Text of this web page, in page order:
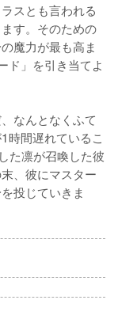
スとも言われる
す。そのための
魔力が最も高ま
ド」を引き当てよ
なんとなくふて
時間遅れているこ
た凛が召喚した彼
、彼にマスター
投じていきま